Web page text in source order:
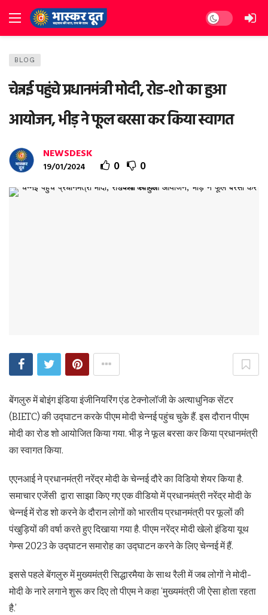
Dark mode
BLOG
चेन्नई पहुंचे प्रधानमंत्री मोदी, रोड-शो का हुआ
आयोजन, भीड़ ने फूल बरसा कर किया स्वागत
NEWSDESK
19/01/2024 0 0
बेंगलुरु में बोइंग इंडिया इंजीनियरिंग एंड टेक्नोलॉजी के अत्याधुनिक सेंटर
(BIETC) की उद्घाटन करके पीएम मोदी चेन्नई पहुंच चुके हैं. इस दौरान पीएम
मोदी का रोड शो आयोजित किया गया. भीड़ ने फूल बरसा कर किया प्रधानमंत्री
का स्वागत किया.
एएनआई ने प्रधानमंत्री नरेंद्र मोदी के चेन्नई दौरे का विडियो शेयर किया है.
समाचार एजेंसी द्वारा साझा किए गए एक वीडियो में प्रधानमंत्री नरेंद्र मोदी के
चेन्नई में रोड शो करने के दौरान लोगों को भारतीय प्रधानमंत्री पर फूलों की
पंखुड़ियों की वर्षा करते हुए दिखाया गया है. पीएम नरेंद्र मोदी खेलो इंडिया यूथ
गेम्स 2023 के उद्घाटन समारोह का उद्घाटन करने के लिए चेन्नई में हैं.
इससे पहले बेंगलुरु में मुख्यमंत्री सिद्धारमैया के साथ रैली में जब लोगों ने मोदी-
मोदी के नारे लगाने शुरू कर दिए तो पीएम ने कहा ‘मुख्यमंत्री जी ऐसा होता रहता
है.’